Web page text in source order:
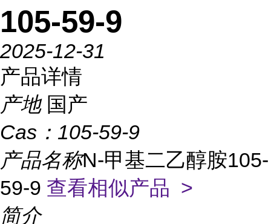
105-59-9
2025-12-31
产品详情
产地 国产
Cas： 105-59-9
产品名称N-甲基二乙醇胺105-
59-9 查看相似产品 >
简介